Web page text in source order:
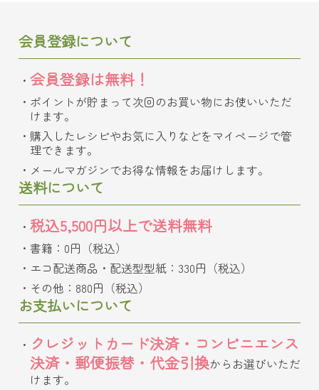
会員登録について
会員登録は無料！
ポイントが貯まって次回のお買い物にお使いいただ
けます。
購入したレシピやお気に入りなどをマイページで管
理できます。
メールマガジンでお得な情報をお届けします。
送料について
税込5,500円以上で送料無料
書籍：0円（税込）
エコ配送商品・配送型型紙：330円（税込）
その他：880円（税込）
お支払いについて
クレジットカード決済・コンビニエンス
決済・郵便振替・代金引換からお選びいただ
けます。